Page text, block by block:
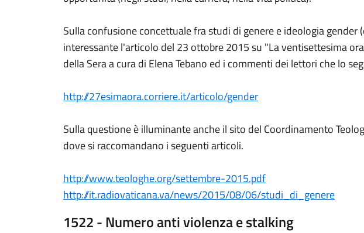
Sulla confusione concettuale fra studi di genere e ideologia gender
interessante l'articolo del 23 ottobre 2015 su "La ventisettesima
della Sera a cura di Elena Tebano ed i commenti dei lettori che lo
http://27esimaora.corriere.it/articolo/gender
Sulla questione è illuminante anche il sito del Coordinamento
dove si raccomandano i seguenti articoli.
http://www.teologhe.org/settembre-2015.pdf
http://it.radiovaticana.va/news/2015/08/06/studi_di_genere
1522 - Numero anti violenza e stalking